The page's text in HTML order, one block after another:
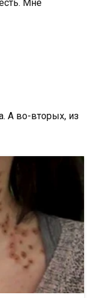
Мне
А во-вторых, из